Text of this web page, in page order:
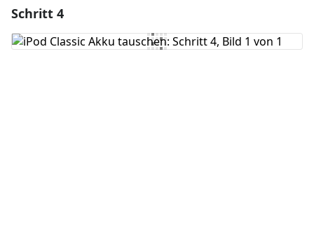
Kommentar hinzufügen
Schritt 4